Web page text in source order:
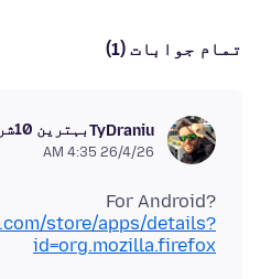
تمام جوابات (1)
TyDraniuبہترین 10شراکت دار
26/4/26 4:35 AM
For Android?
store/apps/details?
id=org.mozilla.firefox